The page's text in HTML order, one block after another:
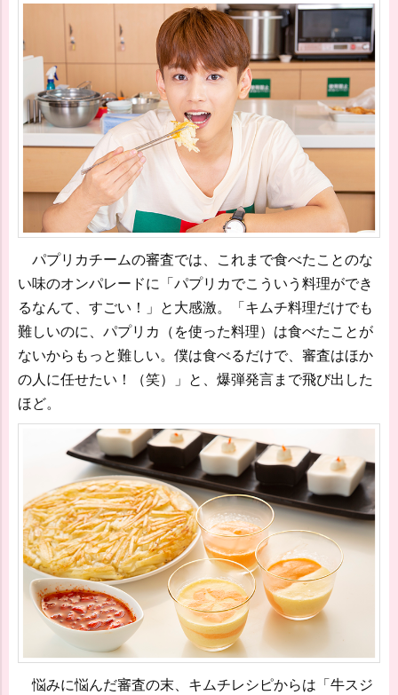
パプリカチームの審査では、これまで食べたことのな
い味のオンパレードに「パプリカでこういう料理ができ
るなんて、すごい！」と大感激。「キムチ料理だけでも
難しいのに、パプリカ（を使った料理）は食べたことが
ないからもっと難しい。僕は食べるだけで、審査はほか
の人に任せたい！（笑）」と、爆弾発言まで飛び出した
ほど。
悩みに悩んだ審査の末、キムチレシピからは「牛スジ